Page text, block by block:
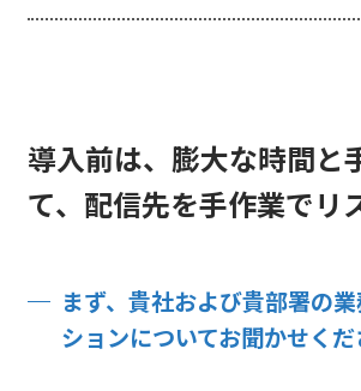
導入前は、膨大な時間と
て、配信先を手作業でリ
まず、貴社および貴部署の
ションについてお聞かせくだ